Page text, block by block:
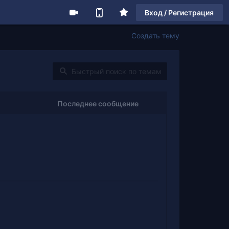
Вход / Регистрация
Создать тему
Последнее сообщение